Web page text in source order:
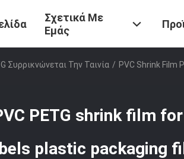
Σχετικά Με
Εμάς
Συρρικνώνεται Την Ταινία / PVC Shrink Film
PETG shrink film for
plastic packaging